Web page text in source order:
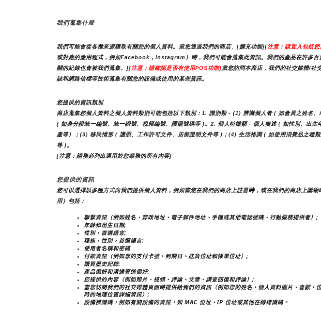
我們蒐集什麼
我們可能會從各種來源獲取有關您的個人資料。當您通過我們的商店、[擴充功能][注意：請置入包括
或對應的應用程式，例如Facebook，Instagram）時，我們可能會蒐集此資訊。我們的產品在許多
關的紀錄也會被我們蒐集。][注意：請確認是否有使用POS功能]當您訪問本商店，我們的社交媒體/社
誌和網路信標等技術蒐集有關您的設備或使用的某些資訊。
您提供的資訊類別
商店蒐集您個人資料之個人資料類別可能包括以下類別：1. 識別類 - (1) 辨識個人者 ( 如會員之姓名
( 如身分證統一編號、統一證號、稅籍編號、護照號碼等 )。2. 個人特徵類 - 個人描述 ( 如性別、出
產等）；(3) 移民情形 ( 護照、工作許可文件、居留證明文件等 )；(4) 生活格調 ( 如使用消費品之種
等 )。
[注意：請務必列出適用於您業務的所有內容]
您提供的資訊
您可以選擇以多種方式向我們提供個人資料，例如當您在我們的商店上註冊時，或在我們的商店上購物
用）包括：
聯繫資訊（例如姓名、郵政地址、電子郵件地址、手機或其他電話號碼、行動服務提供者）;
年齡和出生日期;
性別，首選語言;
種族，性別，首選語言;
使用者名稱和密碼
付款資訊（例如您的支付卡號、到期日、送貨位址和帳單位址）;
購買歷史記錄;
產品偏好和溝通管道偏好;
您提供的內容（例如照片、視頻、評論、文章、調查回復和評論）;
當您訪問我們的社交媒體頁面時提供給我們的資訊（例如您的姓名、個人資料圖片、喜歡
時的地理位置詳細資訊）;
設備標識碼，例如有關設備的資訊，如 MAC 位址、IP 位址或其他在線標識碼。